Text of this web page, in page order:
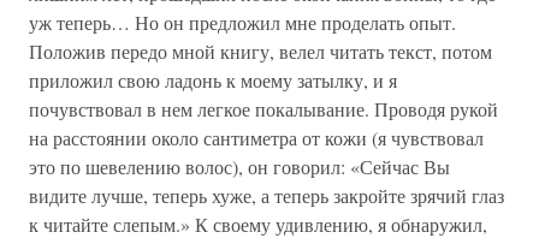
уж теперь… Но он предложил мне проделать опыт.
Положив передо мной книгу, велел читать текст, потом
приложил свою ладонь к моему затылку, и я
почувствовал в нем легкое покалывание. Проводя рукой
на расстоянии около сантиметра от кожи (я чувствовал
это по шевелению волос), он говорил: «Сейчас Вы
видите лучше, теперь хуже, а теперь закройте зрячий глаз
к читайте слепым.» К своему удивлению, я обнаружил,